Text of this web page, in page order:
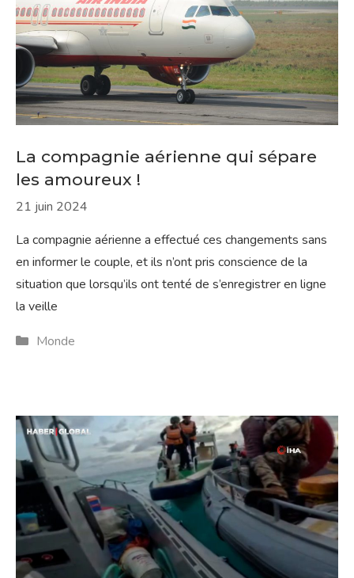
La compagnie aérienne qui sépare
les amoureux !
21 juin 2024
La compagnie aérienne a effectué ces changements sans
en informer le couple, et ils n’ont pris conscience de la
situation que lorsqu’ils ont tenté de s’enregistrer en ligne
la veille
Catégories
Monde